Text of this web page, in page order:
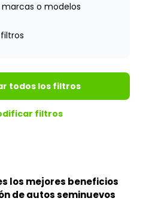
o modelos
todos los filtros
filtros
los mejores beneficios
de autos seminuevos